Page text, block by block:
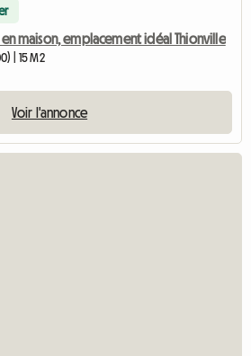
maison, emplacement idéal Thionville
| 15 M2
Voir l'annonce